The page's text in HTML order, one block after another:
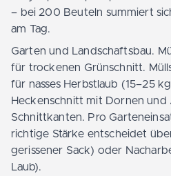
– bei 200 Beuteln summiert
am Tag.
Garten und Landschaftsbau.
für trockenen Grünschnitt.
für nasses Herbstlaub (15–25
Heckenschnitt mit Dornen
Schnittkanten. Pro
richtige Stärke entscheidet
gerissener Sack) oder
Laub).